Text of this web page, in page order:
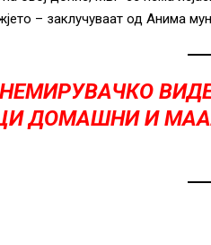
– заклучуваат од Анима
ДОМАШНИ И